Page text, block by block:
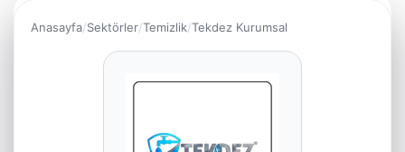
Anasayfa Sektörler Temizlik Tekdez Kurumsal